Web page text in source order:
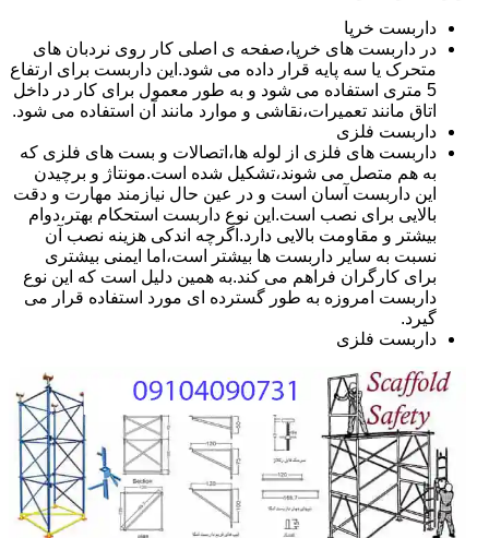
داربست خرپا
در داربست های خرپا،صفحه ی اصلی کار روی نردبان های
متحرک یا سه پایه قرار داده می شود.این داربست برای ارتفاع
5 متری استفاده می شود و به طور معمول برای کار در داخل
اتاق مانند تعمیرات،نقاشی و موارد مانند آن استفاده می شود.
داربست فلزی
داربست های فلزی از لوله ها،اتصالات و بست های فلزی که
به هم متصل می شوند،تشکیل شده است.مونتاژ و برچیدن
این داربست آسان است و در عین حال نیازمند مهارت و دقت
بالایی برای نصب است.این نوع داربست استحکام بهتر،دوام
بیشتر و مقاومت بالایی دارد.اگرچه اندکی هزینه نصب آن
نسبت به سایر داربست ها بیشتر است،اما ایمنی بیشتری
برای کارگران فراهم می کند.به همین دلیل است که این نوع
داربست امروزه به طور گسترده ای مورد استفاده قرار می
گیرد.
داربست فلزی